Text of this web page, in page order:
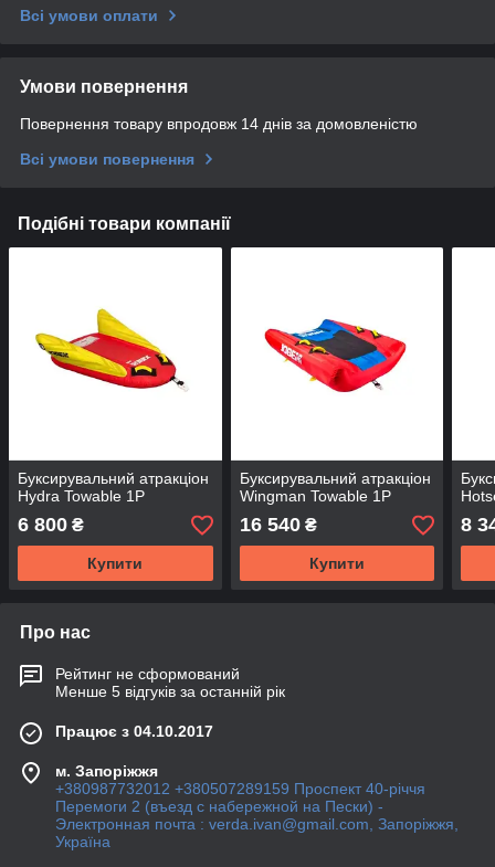
Всі умови оплати
Умови повернення
Повернення товару впродовж 14 днів за домовленістю
Всі умови повернення
Подібні товари компанії
Буксирувальний атракціон
Hydra Towable 1P
6 800 ₴
Купити
Буксирувальний атракціон
Wingman Towable 1P
16 540₴
Купити
8
Про нас
Рейтинг не сформований
Менше 5 відгуків за останній рік
Працює з 04.10.2017
м. Запоріжжя
+380987732012 +380507289159 Проспект 40-рiччя
Перемоги 2 (въезд с набережной на Пески) -
Электронная почта : verda.ivan@gmail.com, Запоріжжя,
Україна